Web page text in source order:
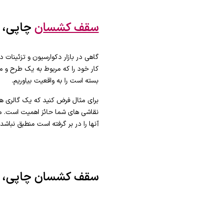
سقف کشسان
گاهی در بازار دکوارسیون و
کار خود را که مربوط به یک طرح
بسته است را به واقعیت بیاوریم.
برای مثال فرض کنید که یک گالری
نقاشی های شما حائز اهمیت است.
آنها را در بر گرفته است منطبق
سقف کشسان چاپی،